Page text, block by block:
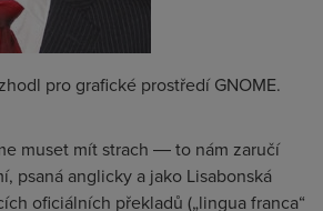
pro grafické prostředí GNOME.
muset mít strach ― to nám zaručí
psaná anglicky a jako Lisabonská
oficiálních překladů („lingua franca“